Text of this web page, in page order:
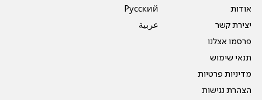
אודות
יצירת קשר
פרסמו אצלנו
תנאי שימוש
מדיניות פרטיות
הצהרת נגישות
Pусский
عربية